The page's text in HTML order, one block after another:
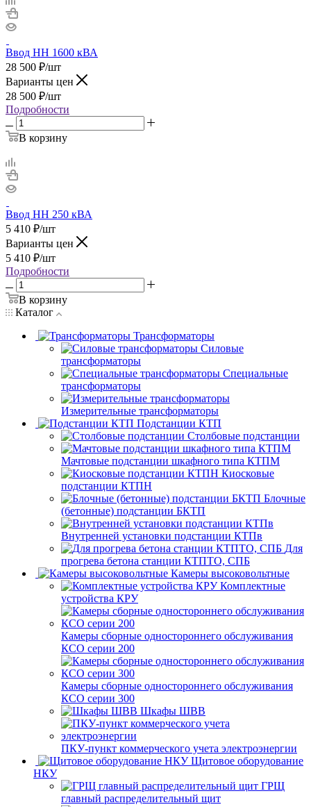
Ввод НН 1600 кВА
28 500 ₽/шт
Варианты цен
28 500 ₽/шт
Подробности
В корзину
Ввод НН 250 кВА
5 410 ₽/шт
Варианты цен
5 410 ₽/шт
Подробности
В корзину
Каталог
Трансформаторы
Силовые
трансформаторы
Специальные
трансформаторы
Измерительные трансформаторы
Подстанции КТП
Столбовые подстанции
Мачтовые подстанции шкафного типа КТПМ
Киосковые
подстанции КТПН
Блочные
(бетонные) подстанции БКТП
Внутренней установки подстанции КТПв
Для
прогрева бетона станции КТПТО, СПБ
Камеры высоковольтные
Комплектные
устройства КРУ
Камеры сборные одностороннего обслуживания
КСО серии 200
Камеры сборные одностороннего обслуживания
КСО серии 300
Шкафы ШВВ
ПКУ-пункт коммерческого учета электроэнергии
Щитовое оборудование
НКУ
ГРЩ
главный распределительный щит